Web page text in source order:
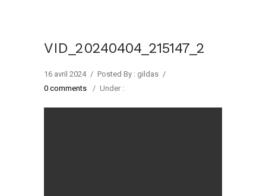
VID_20240404_215147_2
16 avril 2024 / Posted By : gildas /
0 comments
/ Under :